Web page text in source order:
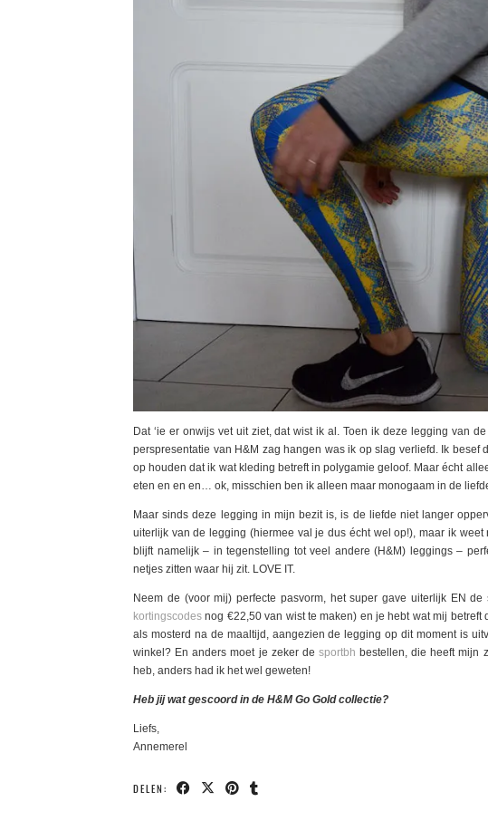
Dat ‘ie er onwijs vet uit ziet, dat wist ik al. Toen ik deze legging van
perspresentatie van H&M zag hangen was ik op slag verliefd. Ik besef
op houden dat ik wat kleding betreft in polygamie geloof. Maar écht
eten en en en… ok, misschien ben ik alleen maar monogaam in de
Maar sinds deze legging in mijn bezit is, is de liefde niet langer
uiterlijk van de legging (hiermee val je dus écht wel op!), maar ik
blijft namelijk – in tegenstelling tot veel andere (H&M) leggings –
netjes zitten waar hij zit. LOVE IT.
Neem de (voor mij) perfecte pasvorm, het super gave uiterlijk EN
kortingscodesnog €22,50 van wist te maken) en je hebt wat mij
als mosterd na de maaltijd, aangezien de legging op dit moment is
winkel? En anders moet je zeker de sportbh bestellen, die heeft mijn
heb, anders had ik het wel geweten!
Heb jij wat gescoord in de H&M Go Gold collectie?
Liefs,
Annemerel
DELEN: